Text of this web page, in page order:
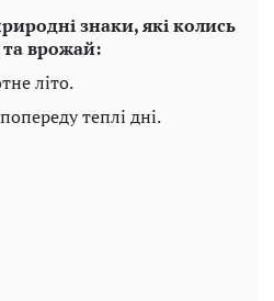
знаки, які колись
врожай:
літо.
теплі дні.